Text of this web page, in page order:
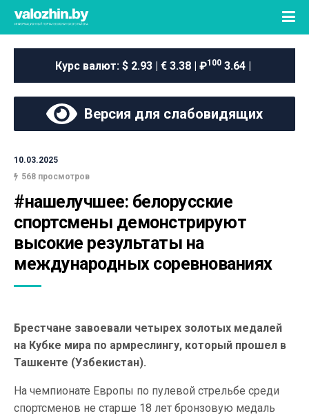
Курс валют: $ 2.93 | € 3.38 | ₽100 3.64 |
Версия для слабовидящих
10.03.2025
568 просмотров
#нашелучшее: белорусские
спортсмены демонстрируют
высокие результаты на
международных соревнованиях
Брестчане завоевали четырех золотых медалей
на Кубке мира по армреслингу, который прошел в
Ташкенте (Узбекистан).
На чемпионате Европы по пулевой стрельбе среди
спортсменов не старше 18 лет бронзовую медаль